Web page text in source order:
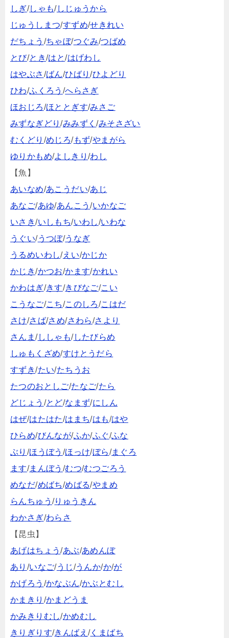
しぎ/しゃも/しじゅうから
じゅうしまつ/すずめ/せきれい
だちょう /ちゃぼ/つぐみ/つばめ
とび/とき/はと/はげわし
はやぶさ /ばん/ひばり/ひよどり
ひわ/ふくろう /へらさぎ
ほおじろ/ほととぎす/みさご
みずなぎどり/みみずく/みそさざい
むくどり /めじろ/もず/やまがら
ゆりかもめ/よしきり/わし
【魚】
あいなめ/あこうだい/あじ
あなご/あゆ/あんこう/いかなご
いさき/いしもち/いわし/いわな
うぐい/うつぼ/うなぎ
うるめいわし/えい/かじか
かじき/かつお/かます/かれい
かわはぎ/きす/きびなご/こい
こうなご/こち/このしろ/こはだ
さけ/さば/さめ/さわら/さより
さんま/ししゃも/したびらめ
しゅもくざめ/すけとうだら
すずき/たい/たちうお
たつのおとしご/たなご/たら
どじょう /とど/なまず/にしん
はぜ/はたはた/はまち/はも/はや
ひらめ/びんなが/ふか/ふぐ/ふな
ぶり /ほうぼう /ほっけ/ぼら/まぐろ
ます/まんぼう /むつ/むつごろう
めなだ/めばち/めばる/やまめ
らんちゅう /りゅうきん
わかさぎ/わらさ
【昆虫】
あげはちょう/あぶ/あめんぼ
あり /いなご/うじ/うんか/か/が
かげろう /かなぶん/かぶとむし
かまきり /かまどうま
かみきりむし/かめむし
きりぎりす/きんばえ/くまばち